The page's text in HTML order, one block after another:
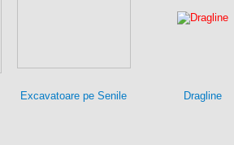
Excavatoare pe Senile Dragline